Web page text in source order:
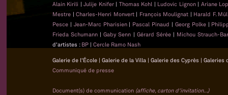
Alain Kirili |Julije Knifer | Thomas Kohl | Ludovic Lignon | Ariane
Mestre | Charles-Henri Monvert | François Moulignat | Harald F.
Pesce | Jean-Marc Pharisien | Pascal Pinaud | Georg Polke |
Frieda Schumann |Gaby Senn | Gérard Sérée | Michou Strauch-
d'artistes : BP | Cercle Ramo Nash
Galerie de l'École | Galerie de la Villa | Galerie des Cyprès |
Communiqué de presse
Document(s) de communication (affiche, carton d'invitation...)